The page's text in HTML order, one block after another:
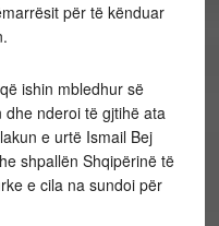
për të kënduar
ishin mbledhur së
nderoi të gjtihë ata
e urtë Ismail Bej
shpallën Shqipërinë të
e cila na sundoi për